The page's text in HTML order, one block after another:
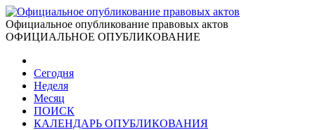
Официальное опубликование правовых актов
ОФИЦИАЛЬНОЕ ОПУБЛИКОВАНИЕ
Сегодня
Неделя
Месяц
ПОИСК
КАЛЕНДАРЬ ОПУБЛИКОВАНИЯ